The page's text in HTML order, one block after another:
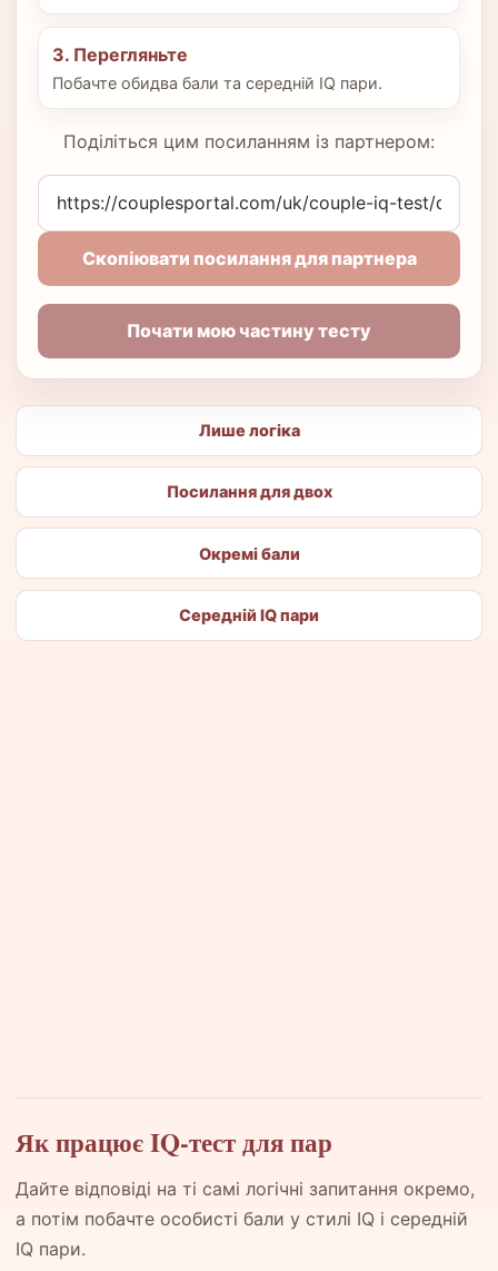
3. Перегляньте
Побачте обидва бали та середній IQ пари.
Поділіться цим посиланням із партнером:
Скопіювати посилання для партнера
Почати мою частину тесту
Лише логіка
Посилання для двох
Окремі бали
Середній IQ пари
Як працює IQ-тест для пар
Дайте відповіді на ті самі логічні запитання окремо,
а потім побачте особисті бали у стилі IQ і середній
IQ пари.